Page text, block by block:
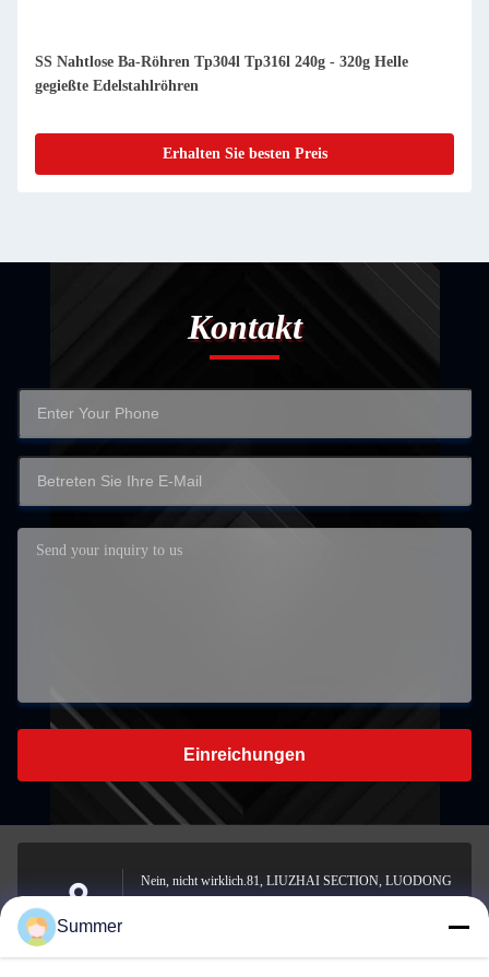
6m Kaltgezogene ASTM A249 ASTM A269 Rohrleitung
hell gegossenem Edelstahl ASTM A213
Erhalten Sie besten Preis
Kontakt
Einreichungen
Adresse
Nein, nicht wirklich.81, LIUZHAI SECTION, LUODONG
Summer